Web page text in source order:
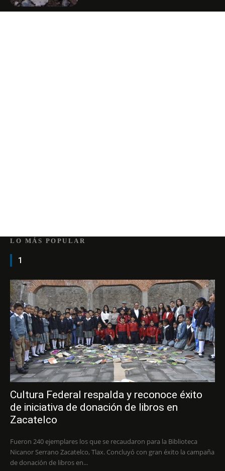
LO MÁS POPULAR
1
Cultura Federal respalda y reconoce éxito
de iniciativa de donación de libros en
Zacatelco
Fueron 240 ejemplares los que se recaudaron para la Biblioteca
Nicanor Serrano Zacatelco, Tlax. Concluyó con gran éxito la campaña
de donación de libros en...